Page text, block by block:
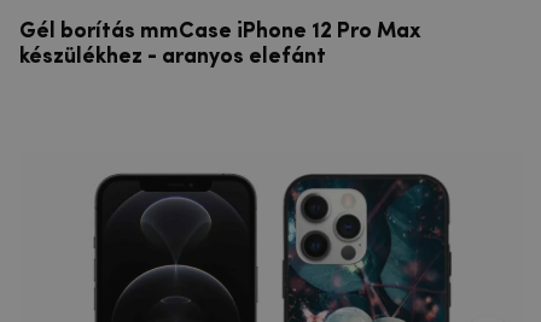
Gél borítás mmCase iPhone 12 Pro Max
készülékhez - aranyos elefánt